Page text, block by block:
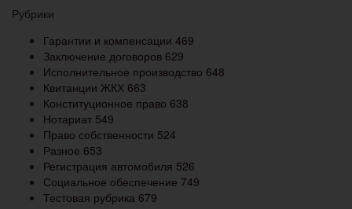
Рубрики
Гарантии и компенсации 469
Заключение договоров 629
Исполнительное производство 648
Квитанции ЖКХ 663
Конституционное право 638
Нотариат 549
Право собственности 524
Разное 653
Регистрация автомобиля 526
Социальное обеспечение 749
Тестовая рубрика 679